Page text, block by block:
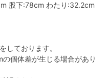
股下:78cm わたり:32.2cm
しております。
個体差が生じる場合があり